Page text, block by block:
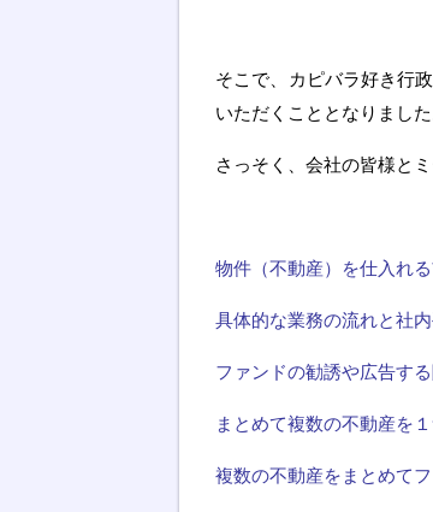
そこで、カピバラ好き行
いただくこととなりました
さっそく、会社の皆様と
物件（不動産）を仕入れ
具体的な業務の流れと社
ファンドの勧誘や広告す
まとめて複数の不動産を
複数の不動産をまとめて